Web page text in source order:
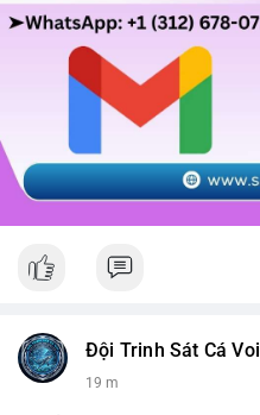
Đội Trinh Sát Cá Voi
19 m